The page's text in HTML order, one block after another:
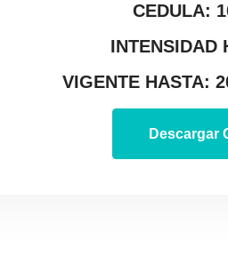
CEDULA:
INTENSIDAD
VIGENTE HASTA:
Descargar